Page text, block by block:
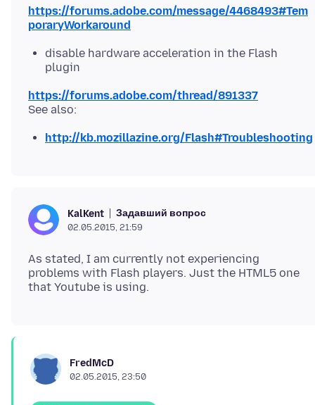
https://forums.adobe.com/message/4468493#Tem
poraryWorkaround
disable hardware acceleration in the Flash
plugin
https://forums.adobe.com/thread/891337
http://kb.mozillazine.org/Flash#Troubleshooting
KalKent Задавший вопрос
02.05.2015, 21:59
As stated, I am currently not experiencing
problems with Flash players. Just the HTML5 one
FredMcD
02.05.2015, 23:50